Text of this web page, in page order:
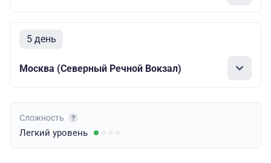
5 день
Москва (Северный Речной Вокзал)
Сложность
Легкий уровень